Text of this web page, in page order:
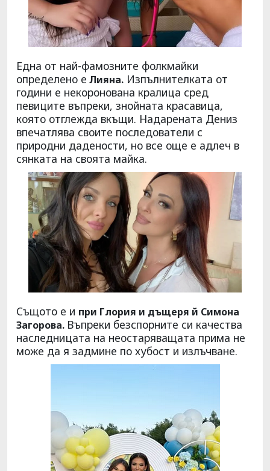
Една от най-фамозните фолкмайки
определено е Лияна. Изпълнителката от
години е некоронована кралица сред
певиците въпреки, знойната красавица,
която отглежда вкъщи. Надарената Дениз
впечатлява своите последователи с
природни дадености, но все още е адлеч в
сянката на своята майка.
Същото е и при Глория и дъщеря й Симона
Загорова. Въпреки безспорните си качества
наследницата на неостаряващата прима не
може да я задмине по хубост и излъчване.